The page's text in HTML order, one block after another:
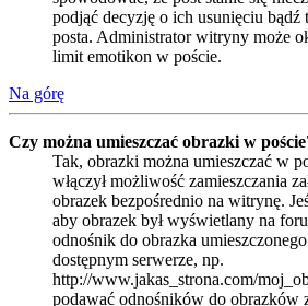
podjąć decyzję o ich usunięciu bądź
posta. Administrator witryny może
limit emotikon w poście.
Na górę
Czy można umieszczać obrazki w
Tak, obrazki można umieszczać w
włączył możliwość zamieszczania
obrazek bezpośrednio na witrynę.
aby obrazek był wyświetlany na
odnośnik do obrazka
dostępnym serwerze, np.
http://www.jakas_strona.com/
podawać odnośników do obrazków